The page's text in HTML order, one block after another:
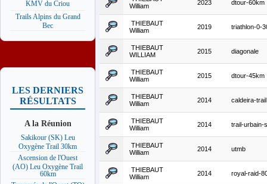
KMV du Criou
Trails Alpins du Grand
Bec
LES DERNIERS
RÉSULTATS
A la Réunion
Sakikour (SK) Leu
Oxygène Trail 30km
Ascension de l'Ouest
(AO) Leu Oxygène Trail
60km
William
2023 dtour-60km
THIEBAUT
William
2019 triathlon-0-
THIEBAUT
WILLIAM
2015 diagonale
THIEBAUT
William
2015 dtour-45km
THIEBAUT
William
2014 caldeira-trail
THIEBAUT
William
2014 trail-urbain-
THIEBAUT
William
2014 utmb
THIEBAUT
William
2014 royal-raid-